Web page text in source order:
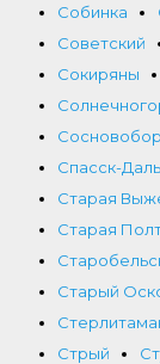
Собинка
Советский
Сокиряны
Спасск-
Старая
Старая
Старый
Стрый